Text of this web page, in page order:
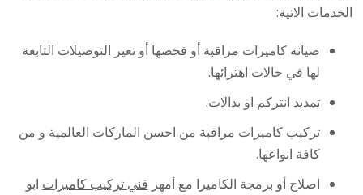
الخدمات الاتية:
صيانة كاميرات مراقبة أو فحصها أو تغير التوصيلات التابعة
لها في حالات اهترائها.
تمديد انتركم او بدالات.
تركيب كاميرات مراقبة من احسن الماركات العالمية و من
كافة انواعها.
اصلاح أو برمجة الكاميرا مع أمهر فني تركيب كاميرات ابو